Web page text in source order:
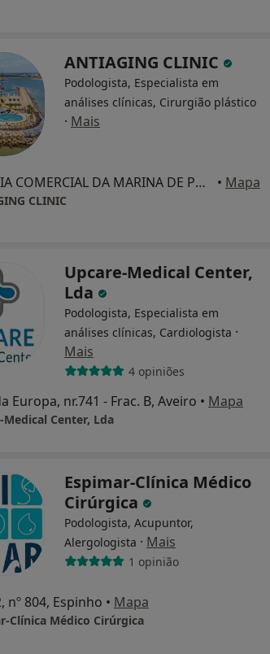
ANTIAGING CLINIC
Podologista, Especialista em
análises clínicas, Cirurgião plástico
· Mais
GALERIA COMERCIAL DA MARINA DE PORTIMÃO - BLOCO 4 - LOJAS 1 E 2, Portimão • Mapa
CLINIC
Upcare-Medical Center,
Lda
Podologista, Especialista em
análises clínicas, Cardiologista ·
Mais
4 opiniões
Europa, nr.741 - Frac. B, Aveiro • Mapa
Medical Center, Lda
Espimar-Clínica Médico
Cirúrgica
Podologista, Acupuntor,
Alergologista · Mais
1 opinião
nº 804, Espinho • Mapa
Clínica Médico Cirúrgica